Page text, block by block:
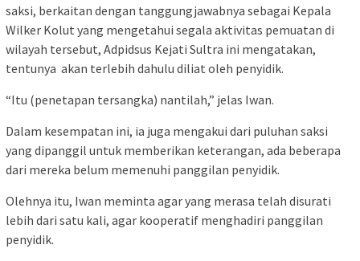
saksi, berkaitan dengan tanggungjawabnya sebagai Kepala
Wilker Kolut yang mengetahui segala aktivitas pemuatan di
wilayah tersebut, Adpidsus Kejati Sultra ini mengatakan,
tentunya akan terlebih dahulu diliat oleh penyidik.
“Itu (penetapan tersangka) nantilah,” jelas Iwan.
Dalam kesempatan ini, ia juga mengakui dari puluhan saksi
yang dipanggil untuk memberikan keterangan, ada beberapa
dari mereka belum memenuhi panggilan penyidik.
Olehnya itu, Iwan meminta agar yang merasa telah disurati
lebih dari satu kali, agar kooperatif menghadiri panggilan
penyidik.